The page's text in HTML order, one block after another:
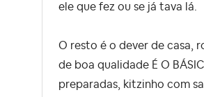
ele que fez ou se já tava lá.
O resto é o dever de casa,
de boa qualidade É O
preparadas, kitzinho com